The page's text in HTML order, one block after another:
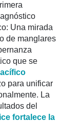
Una mirada
de manglares
que se
para unificar
La
del
fortalece la